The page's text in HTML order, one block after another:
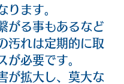
ります。
がる事もあるなど
汚れは定期的に取
が必要です。
が拡大し、莫大な